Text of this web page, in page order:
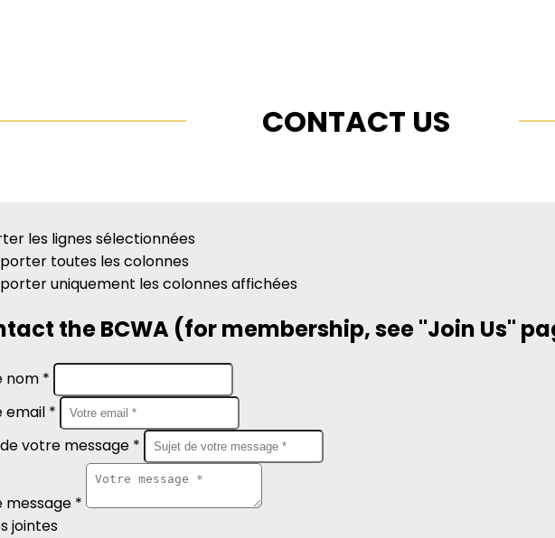
CONTACT US